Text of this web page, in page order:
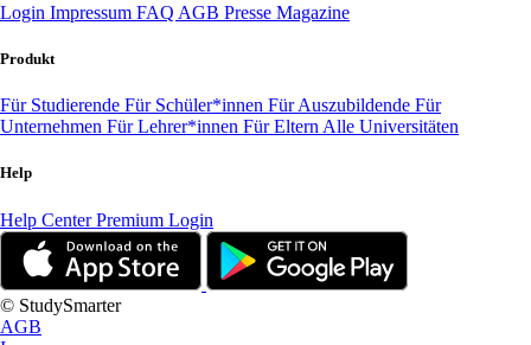
Login Impressum FAQ AGB Presse Magazine
Produkt
Für Studierende Für Schüler*innen Für Auszubildende Für
Unternehmen Für Lehrer*innen Für Eltern Alle Universitäten
Help
Help CenterPremium Login
© StudySmarter
AGB